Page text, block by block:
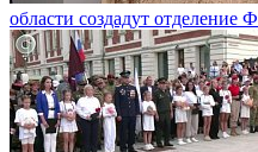
области создадут отделение